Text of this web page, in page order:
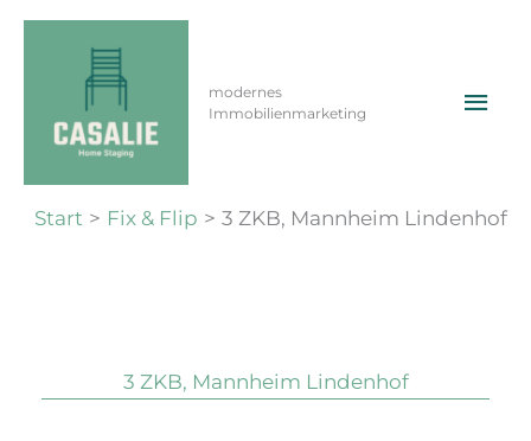
Zum
springen
modernes
Immobilienmarketing
Start Fix & Flip 3 ZKB, Mannheim Lindenhof
3 ZKB, Mannheim
Lindenhof
Vonma/9. Juli 2024
3 ZKB, Mannheim Lindenhof